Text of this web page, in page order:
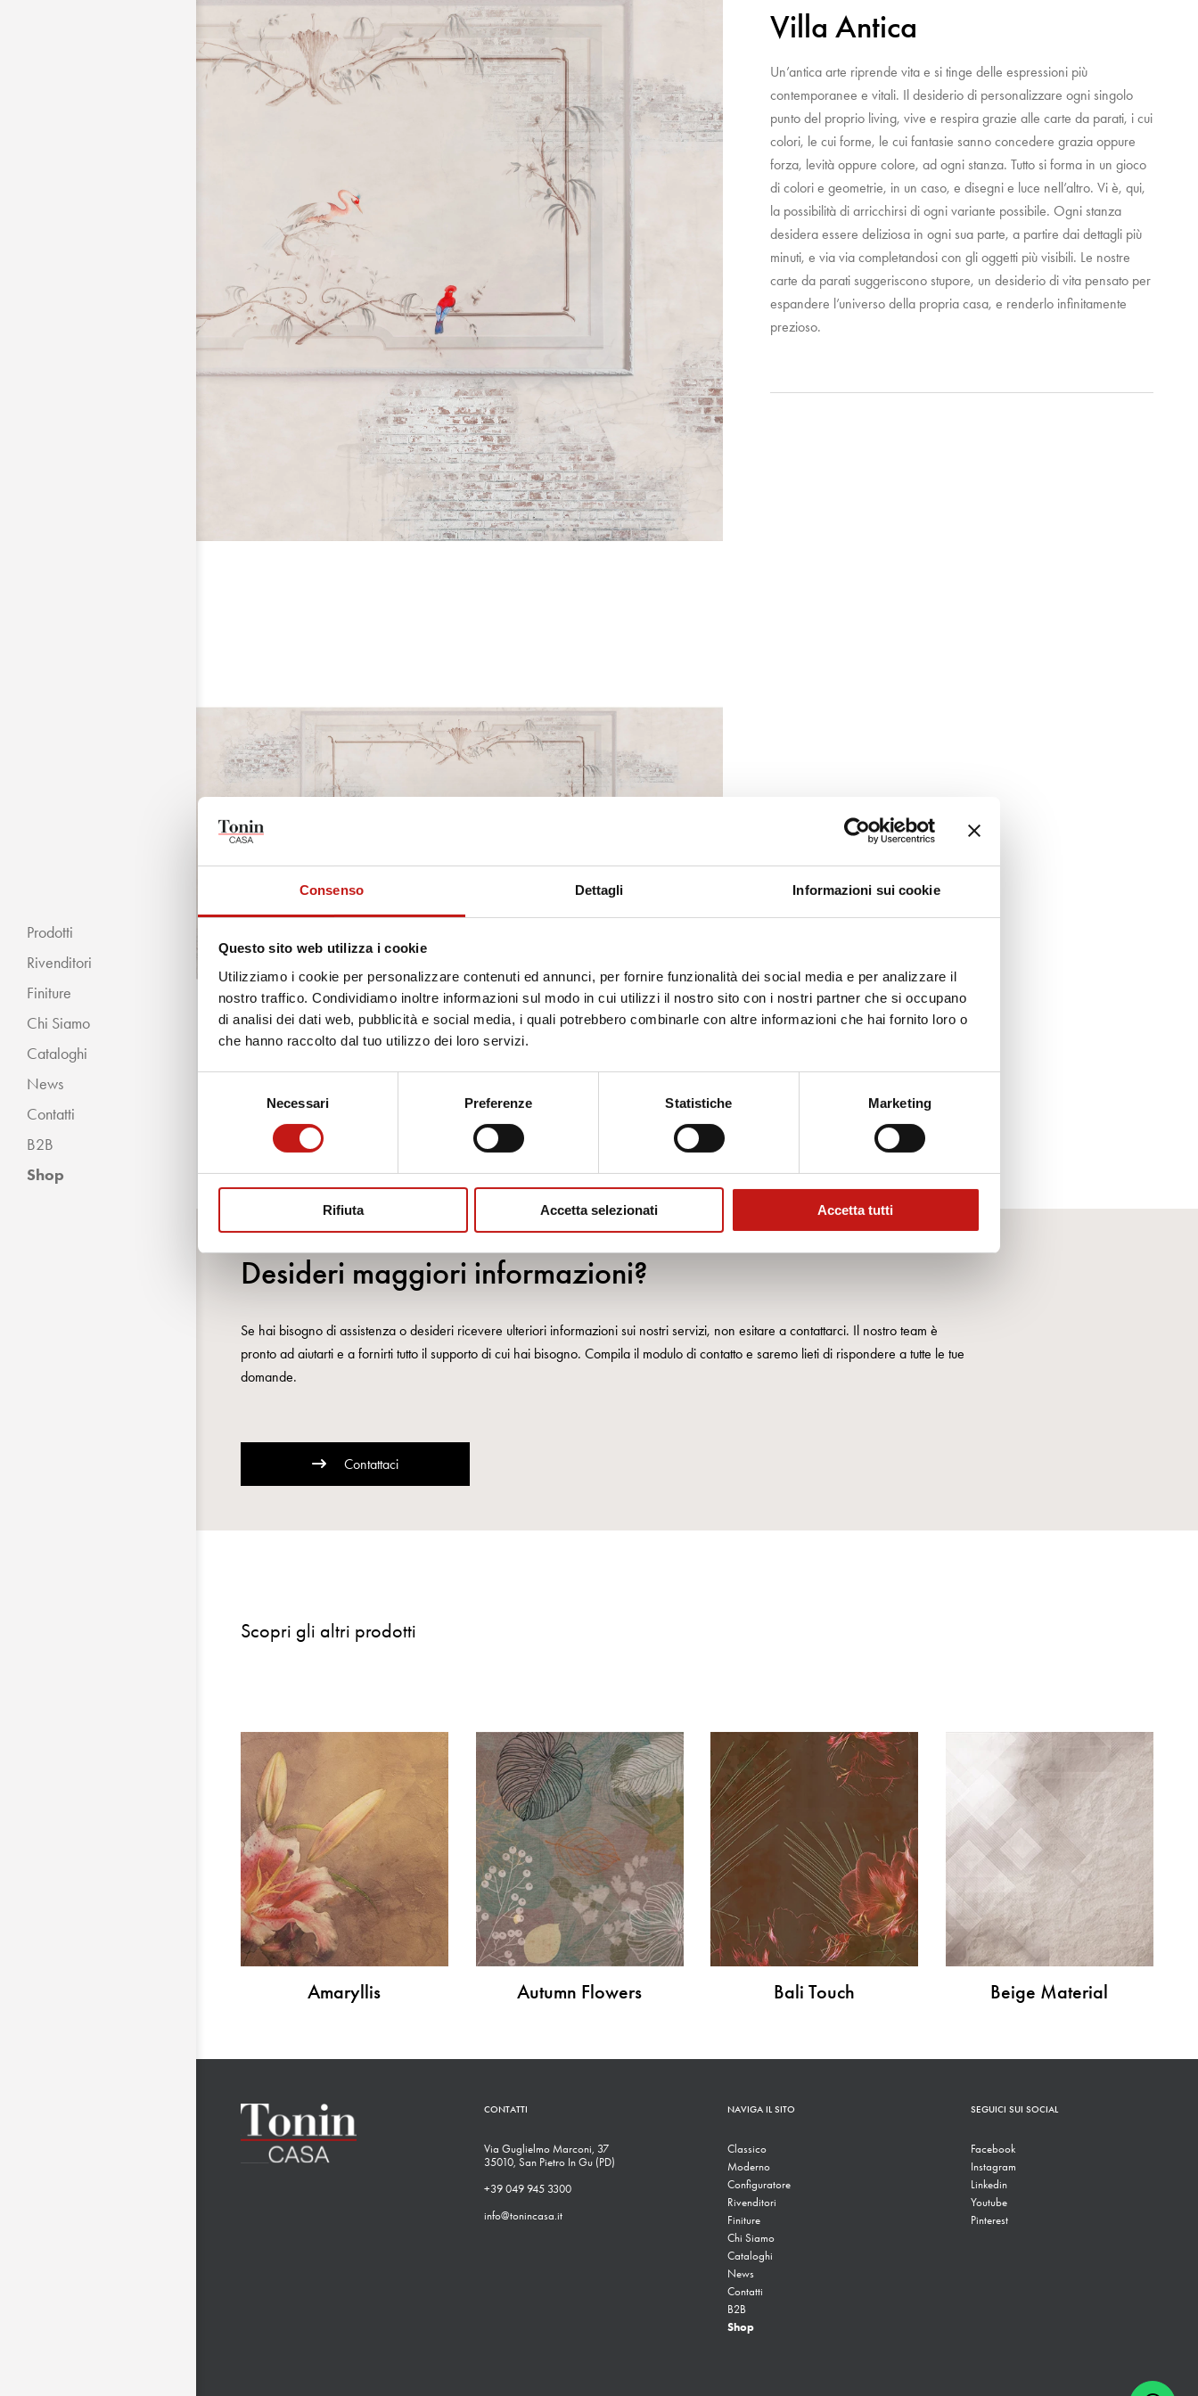
Consenso Dettagli Informazioni sui cookie
Questo sito web utilizza i cookie
Utilizziamo i cookie per personalizzare contenuti ed annunci, per fornire funzionalità dei social media e per analizzare il
nostro traffico. Condividiamo inoltre informazioni sul modo in cui utilizzi il nostro sito con i nostri partner che si occupano
di analisi dei dati web, pubblicità e social media, i quali potrebbero combinarle con altre informazioni che hai fornito loro o
che hanno raccolto dal tuo utilizzo dei loro servizi.
Necessari Preferenze Statistiche Marketing
Rifiuta Accetta selezionati Accetta tutti
Prodotti
Rivenditori
Finiture
Chi Siamo
Cataloghi
News
Contatti
B2B
Shop
« INDIETRO
Villa Antica
Un’antica arte riprende vita e si tinge delle espressioni più
contemporanee e vitali. Il desiderio di personalizzare ogni singolo
punto del proprio living, vive e respira grazie alle carte da parati, i cui
colori, le cui forme, le cui fantasie sanno concedere grazia oppure
forza, levità oppure colore, ad ogni stanza. Tutto si forma in un gioco
di colori e geometrie, in un caso, e disegni e luce nell’altro. Vi è, qui,
la possibilità di arricchirsi di ogni variante possibile. Ogni stanza
desidera essere deliziosa in ogni sua parte, a partire dai dettagli più
minuti, e via via completandosi con gli oggetti più visibili. Le nostre
carte da parati suggeriscono stupore, un desiderio di vita pensato per
espandere l’universo della propria casa, e renderlo infinitamente
prezioso.
Desideri maggiori informazioni?
Se hai bisogno di assistenza o desideri ricevere ulteriori informazioni sui nostri servizi, non esitare a contattarci. Il nostro team è
pronto ad aiutarti e a fornirti tutto il supporto di cui hai bisogno. Compila il modulo di contatto e saremo lieti di rispondere a tutte le tue
domande.
Contattaci
Scopri gli altri prodotti
Amaryllis Autumn Flowers Bali Touch Beige Material
CONTATTI
Via Guglielmo Marconi, 37
35010, San Pietro In Gu (PD)
+39 049 945 3300
info@tonincasa.it
NAVIGA IL SITO
Classico
Moderno
Configuratore
Rivenditori
Finiture
Chi Siamo
Cataloghi
News
Contatti
B2B
Shop
SEGUICI SUI SOCIAL
Facebook
Instagram
Linkedin
Youtube
Pinterest